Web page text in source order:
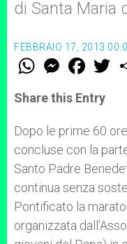
di Santa Maria
FEBBRAIO 17, 2013
W
t
s
p
p
M
e
s
e
g
e
F
a
e
b
o
k
w
r
Share this Entry
Dopo le prime 60
concluse con la
Santo Padre
continua senza
Pontificato la
organizzata